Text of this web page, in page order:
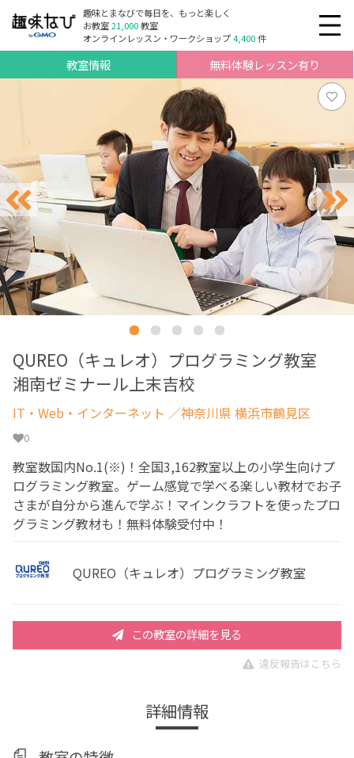
趣味とまなびで毎日を、もっと楽しく
お教室21,000教室
オンラインレッスン・ワークショップ4,400件
教室情報 無料体験レッスン有り
QUREO（キュレオ）プログラミング教室
湘南ゼミナール上末吉校
IT・Web・インターネット ／神奈川県 横浜市鶴見区
0
教室数国内No.1(※)！全国3,162教室以上の小学生向けプ
ログラミング教室。ゲーム感覚で学べる楽しい教材でお子
さまが自分から進んで学ぶ！マインクラフトを使ったプロ
グラミング教材も！無料体験受付中！
QUREO（キュレオ）プログラミング教室
この教室の詳細を見る
違反報告はこちら
詳細情報